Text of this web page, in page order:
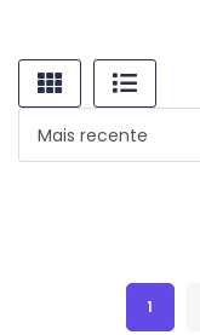
Mais recente
1